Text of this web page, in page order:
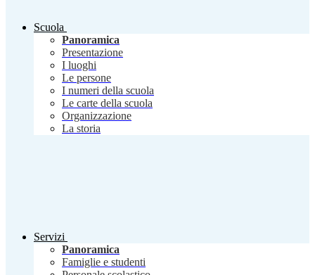
Scuola
Panoramica
Presentazione
I luoghi
Le persone
I numeri della scuola
Le carte della scuola
Organizzazione
La storia
Servizi
Panoramica
Famiglie e studenti